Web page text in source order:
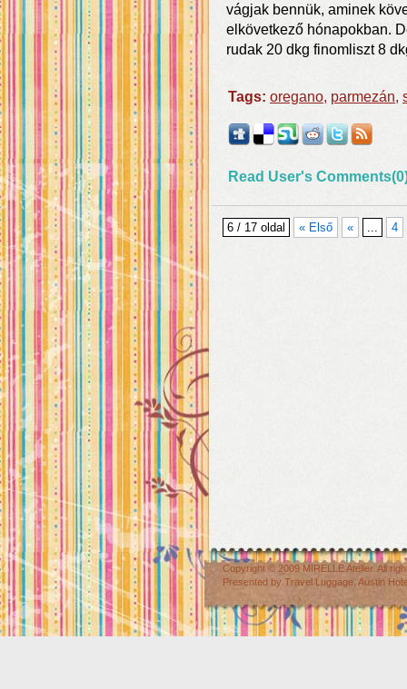
vágjak bennük, aminek
elkövetkező hónapokban.
rudak 20 dkg finomliszt 8
Tags: oregano, parmezán,
Read User's
6 / 17 oldal « Első « ... 4
Copyright © 2009 MIRELLE Atelier. All
Presented by Travel Luggage Austin